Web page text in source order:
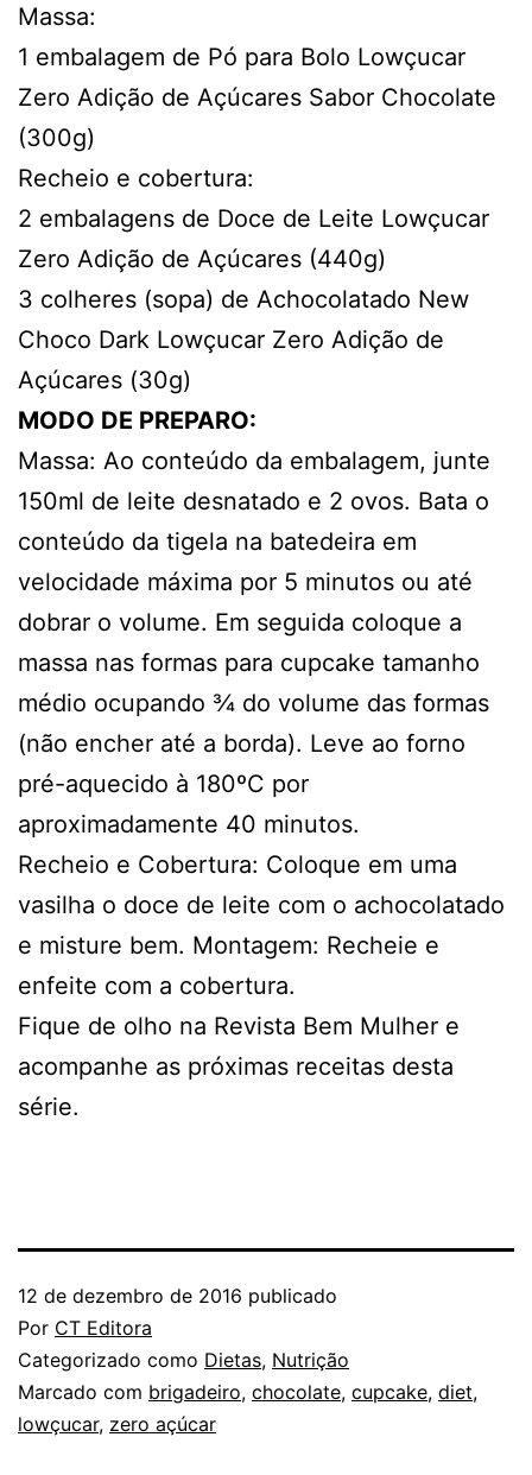
Massa:
1 embalagem de Pó para Bolo Lowçucar
Zero Adição de Açúcares Sabor Chocolate
(300g)
Recheio e cobertura:
2 embalagens de Doce de Leite Lowçucar
Zero Adição de Açúcares (440g)
3 colheres (sopa) de Achocolatado New
Choco Dark Lowçucar Zero Adição de
Açúcares (30g)
MODO DE PREPARO:
Massa: Ao conteúdo da embalagem, junte
150ml de leite desnatado e 2 ovos. Bata o
conteúdo da tigela na batedeira em
velocidade máxima por 5 minutos ou até
dobrar o volume. Em seguida coloque a
massa nas formas para cupcake tamanho
médio ocupando ¾ do volume das formas
(não encher até a borda). Leve ao forno
pré-aquecido à 180ºC por
aproximadamente 40 minutos.
Recheio e Cobertura: Coloque em uma
vasilha o doce de leite com o achocolatado
e misture bem. Montagem: Recheie e
enfeite com a cobertura.
Fique de olho na Revista Bem Mulher e
acompanhe as próximas receitas desta
série.
12 de dezembro de 2016 publicado
Por CT Editora
Categorizado como Dietas, Nutrição
Marcado com brigadeiro, chocolate, cupcake, diet,
lowçucar, zero açúcar